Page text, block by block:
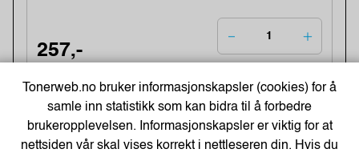
257,-
Kjøp
Strikkmappe Foldermate Pp A4 Lys
Rosa (12 stk)
Tonerweb.no bruker informasjonskapsler (cookies) for å
samle inn statistikk som kan bidra til å forbedre
brukeropplevelsen. Informasjonskapsler er viktig for at
nettsiden vår skal vises korrekt i nettleseren din. Hvis du